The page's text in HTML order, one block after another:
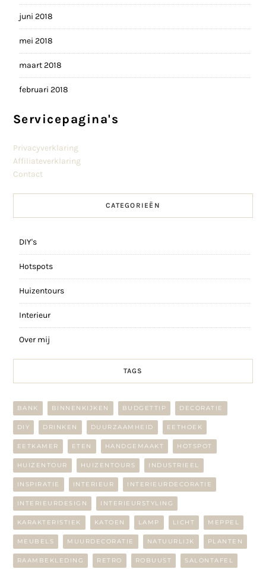
juni 2018
mei 2018
maart 2018
februari 2018
Servicepagina's
Privacyverklaring
Affiliateverklaring
Contact
CATEGORIEËN
DIY's
Hotspots
Huizentours
Interieur
Over mij
TAGS
BANK BINNENKIJKEN BUDGETTIP DECORATIE
DIY DRINKEN DUURZAAMHEID EETHOEK
EETKAMER ETEN HANDGEMAAKT HOTSPOT
HUIZENTOUR HUIZENTOURS INDUSTRIEEL
INSPIRATIE INTERIEUR INTERIEURDECORATIE
INTERIEURDESIGN INTERIEURSTYLING
KARAKTERISTIEK KATOEN LAMP LICHT MEPPEL
MEUBELS MUURDECORATIE NATUURLIJK PLANTEN
RAAMBEKLEDING RETRO ROBUUST SALONTAFEL